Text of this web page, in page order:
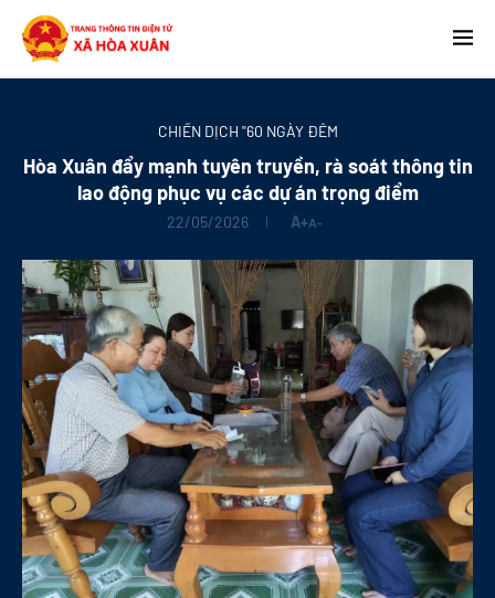
CHIẾN DỊCH "60 NGÀY ĐÊM
Hòa Xuân đẩy mạnh tuyên truyền, rà soát thông tin
lao động phục vụ các dự án trọng điểm
22/05/2026 A+A-